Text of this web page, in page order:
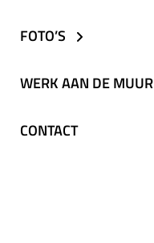
FOTO’S
WERK AAN DE MUUR
CONTACT